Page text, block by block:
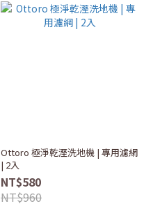
Ottoro 極淨乾溼洗地機 | 專用濾網
| 2入
NT$580
NT$960